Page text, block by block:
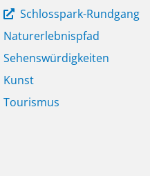
Schlosspark-Rundgang
Naturerlebnispfad
Sehenswürdigkeiten
Kunst
Tourismus